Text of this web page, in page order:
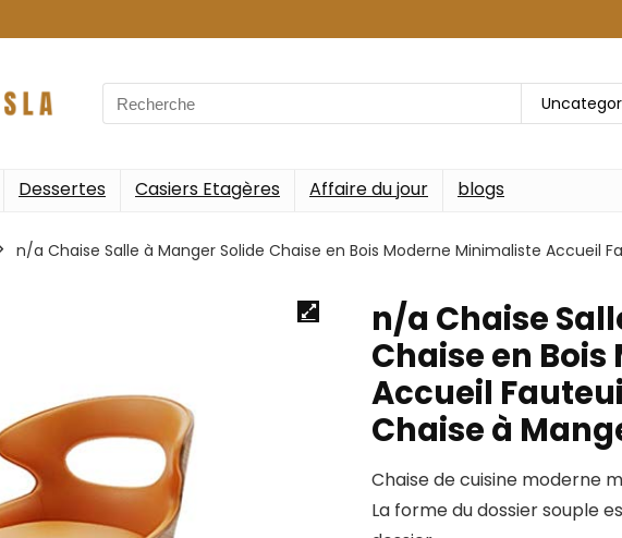
Search
for:
Dessertes Casiers Etagères Affaire du jour blogs
n/a Chaise Salle à Manger Solide Chaise en Bois Moderne Minimaliste Accueil
n/a Chaise
Chaise en
Accueil
Chaise à
Chaise de cuisine moderne
La forme du dossier souple